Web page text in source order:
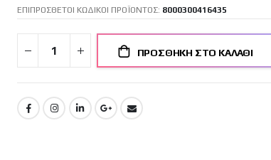
ΕΠΙΠΡΟΣΘΕΤΟΙ ΚΩΔΙΚΟΙ ΠΡΟΪΟΝΤΟΣ: 8000300416435
ΠΡΟΣΘΉΚΗ ΣΤΟ ΚΑΛΆΘΙ